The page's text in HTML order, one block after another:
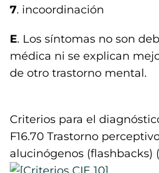
7. incoordinación
E. Los síntomas no son
médica ni se explican
de otro trastorno mental.
Criterios para el
F16.70 Trastorno
alucinógenos (flashbacks)